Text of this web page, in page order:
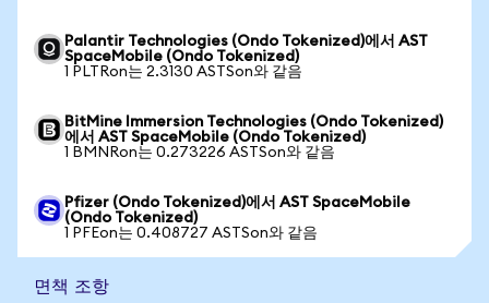
Palantir Technologies (Ondo Tokenized)에서 AST
SpaceMobile (Ondo Tokenized)
1 PLTRon는 2.3130 ASTSon와 같음
BitMine Immersion Technologies (Ondo Tokenized)
에서 AST SpaceMobile (Ondo Tokenized)
1 BMNRon는 0.273226 ASTSon와 같음
Pfizer (Ondo Tokenized)에서 AST SpaceMobile
(Ondo Tokenized)
1 PFEon는 0.408727 ASTSon와 같음
면책 조항